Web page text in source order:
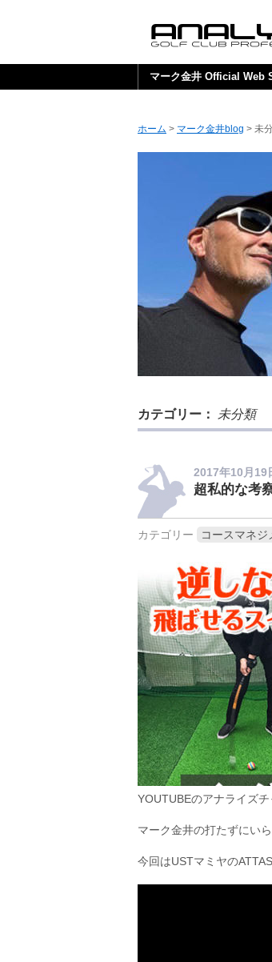
マーク金井 Official Web
ホーム > マーク金井blog > 未
カテゴリー： 未分類
2017年10月19
超私的な考
カテゴリー コースマネジ
YOUTUBEのアナライズ
マーク金井の打たずにい
今回はUSTマミヤの